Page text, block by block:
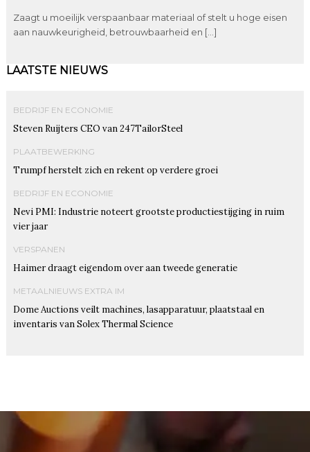
Zaagt u moeilijk verspaanbaar materiaal of stelt u hoge eisen
aan nauwkeurigheid, betrouwbaarheid en […]
LAATSTE NIEUWS
BEDRIJF EN ECONOMIE
Steven Ruijters CEO van 247TailorSteel
PLAATBEWERKING
Trumpf herstelt zich en rekent op verdere groei
BEDRIJF EN ECONOMIE
Nevi PMI: Industrie noteert grootste productiestijging in ruim
vier jaar
VERSPANEN
Haimer draagt eigendom over aan tweede generatie
METAALNIEUWS EXTRA IM
Dome Auctions veilt machines, lasapparatuur, plaatstaal en
inventaris van Solex Thermal Science